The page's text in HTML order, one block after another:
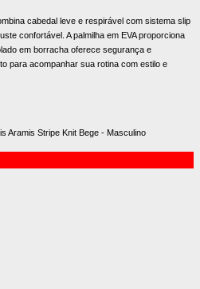
cabedal leve e respirável com sistema slip
confortável. A palmilha em EVA proporciona
em borracha oferece segurança e
para acompanhar sua rotina com estilo e
Aramis Stripe Knit Bege - Masculino